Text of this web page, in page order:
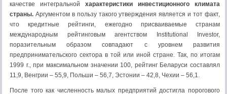
качестве интегральной характеристики инвестиционного климата
страны. Аргументом в пользу такого утверждения является и тот факт,
что кредитные рейтинги, ежегодно присваиваемые странам
международным рейтинговым агентством Institutional Investor,
поразительным образом совпадают с уровнем развития
предпринимательского сектора в той или иной стране. Так, по итогам
1999 г., при максимальном значении 100, рейтинг Беларуси составлял
11,9, Венгрии – 55,9, Польши – 56,7, Эстонии – 42,8, Чехии – 56,1.
После того как численность малых предприятий достигла порогового